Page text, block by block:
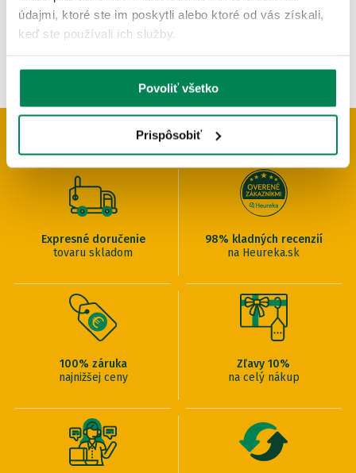
údajmi, ktoré ste im poskytli alebo ktoré od vás získali,
keď ste používali ich služby.
Povoliť všetko
Prispôsobiť
PREČO U NÁS NAKUPOVAŤ
Expresné doručenie
tovaru skladom
98% kladných recenzií
na Heureka.sk
100% záruka
najnižšej ceny
Zľavy 10%
na celý nákup